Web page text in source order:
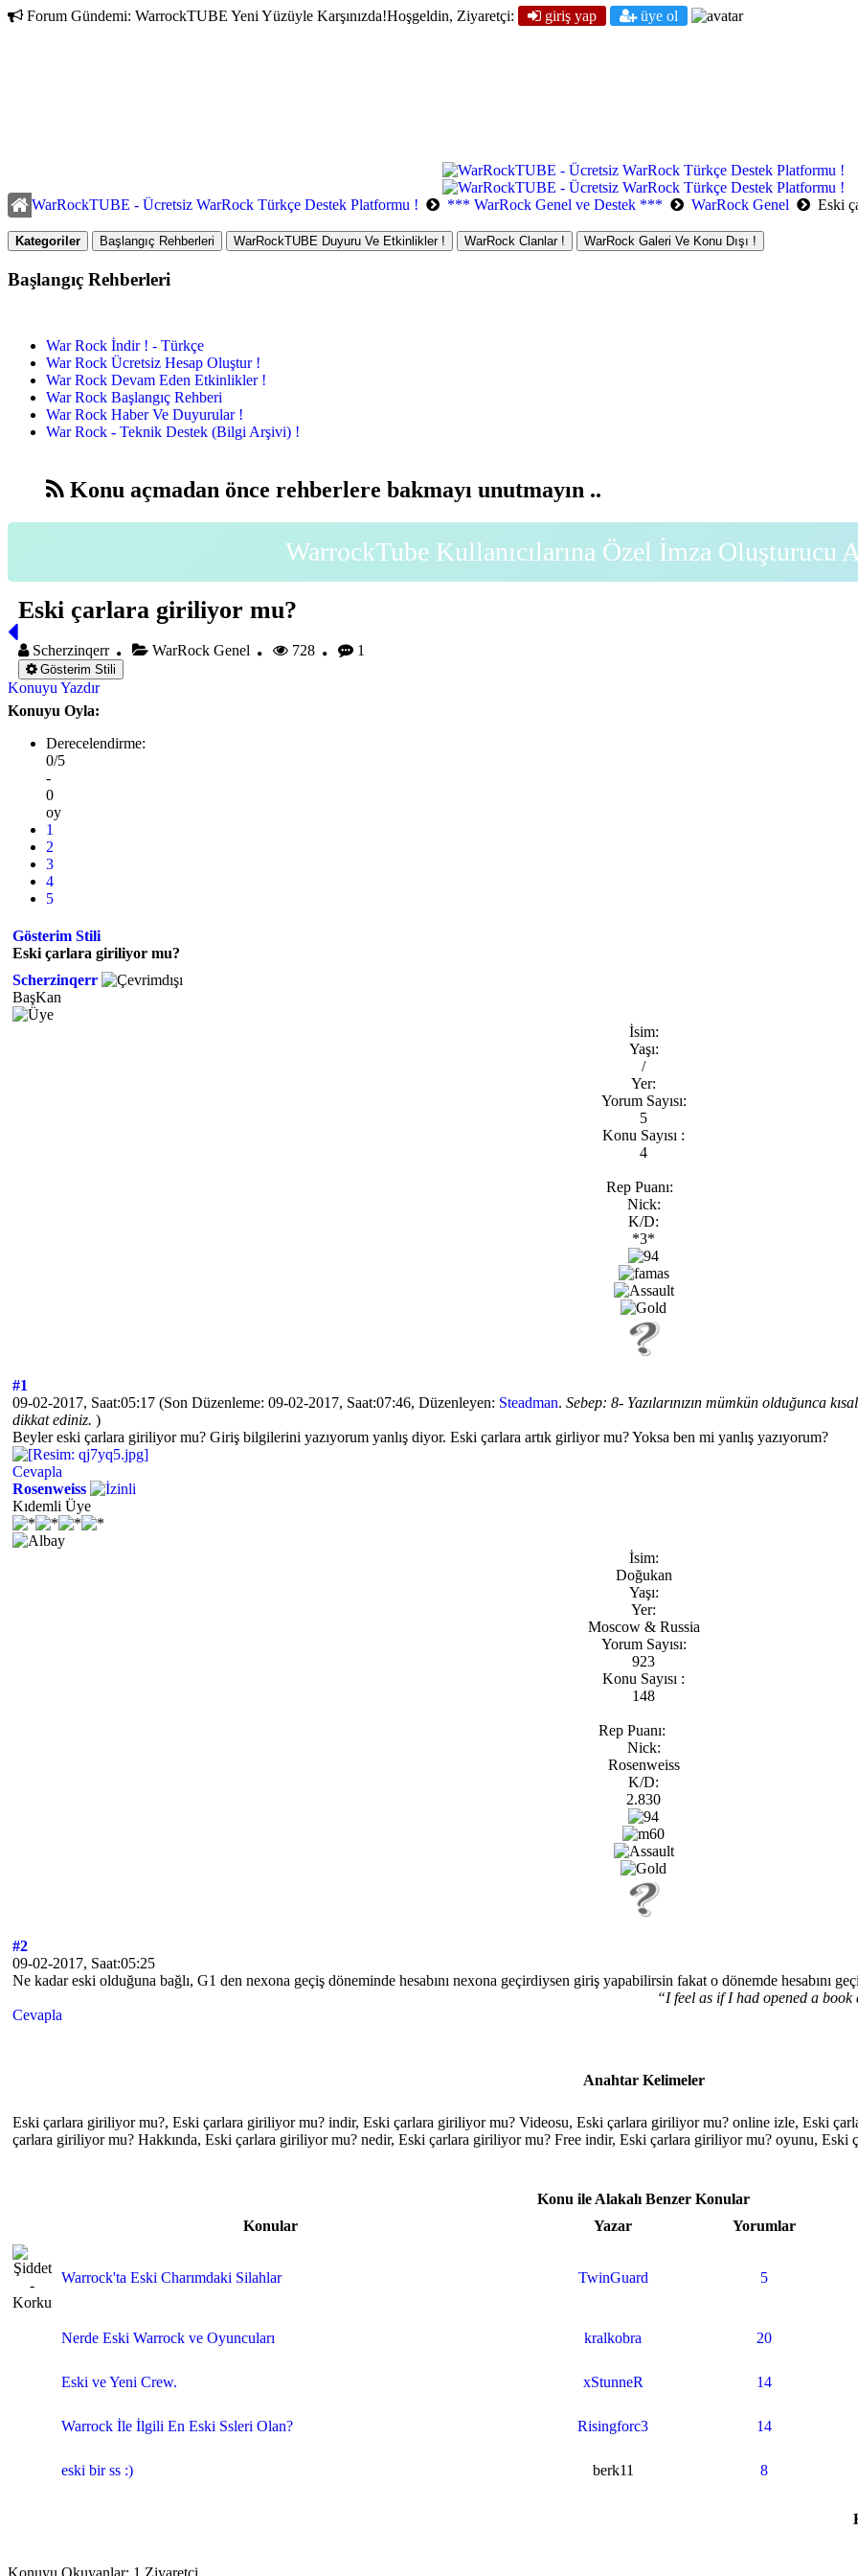
Forum Gündemi: WarrockTUBE Yeni Yüzüyle Karşınızda!Hoşgeldin, Ziyaretçi: giriş yap üye ol
WarRockTUBE - Ücretsiz WarRock Türkçe Destek Platformu ! *** WarRock Genel ve Destek *** WarRock Genel Eski
Kategoriler Başlangıç Rehberleri WarRockTUBE Duyuru Ve Etkinlikler ! WarRock Clanlar ! WarRock Galeri Ve Konu Dışı !
Başlangıç Rehberleri
War Rock İndir ! - Türkçe
War Rock Ücretsiz Hesap Oluştur !
War Rock Devam Eden Etkinlikler !
War Rock Başlangıç Rehberi
War Rock Haber Ve Duyurular !
War Rock - Teknik Destek (Bilgi Arşivi) !
Konu açmadan önce rehberlere bakmayı unutmayın ..
WarrockTube Kullanıcılarına Özel İmza
Eski çarlara giriliyor mu?
Scherzinqerr WarRock Genel 728 1
Gösterim Stili
Konuyu Yazdır
Konuyu Oyla:
Derecelendirme:
0/5
-
0
oy
1
2
3
4
5
Gösterim Stili
Eski çarlara giriliyor mu?
Scherzinqerr
BaşKan
İsim:
Yaşı:
/
Yer:
Yorum Sayısı:
5
Konu Sayısı :
4
Rep Puanı:
Nick:
K/D:
*3*
#1
09-02-2017, Saat:05:17 (Son Düzenleme: 09-02-2017, Saat:07:46, Düzenleyen: Steadman. Sebep: 8- Yazılarınızın mümkün olduğunca
dikkat ediniz. )
Beyler eski çarlara giriliyor mu? Giriş bilgilerini yazıyorum yanlış diyor. Eski çarlara artık girliyor mu? Yoksa ben mi yanlış yazıyorum?
Cevapla
Rosenweiss
Kıdemli Üye
İsim:
Doğukan
Yaşı:
Yer:
Moscow & Russia
Yorum Sayısı:
923
Konu Sayısı :
148
Rep Puanı:
Nick:
Rosenweiss
K/D:
2.830
#2
09-02-2017, Saat:05:25
Ne kadar eski olduğuna bağlı, G1 den nexona geçiş döneminde hesabını nexona geçirdiysen giriş yapabilirsin fakat o dönemde hesabını
“I feel as if I had opened a
Cevapla
Anahtar Kelimeler
Eski çarlara giriliyor mu?, Eski çarlara giriliyor mu? indir, Eski çarlara giriliyor mu? Videosu, Eski çarlara giriliyor mu? online izle, Eski
çarlara giriliyor mu? Hakkında, Eski çarlara giriliyor mu? nedir, Eski çarlara giriliyor mu? Free indir, Eski çarlara giriliyor mu? oyunu, Eski
Konu ile Alakalı Benzer Konular
Konular
Yazar Yorumlar
Warrock'ta Eski Charımdaki Silahlar TwinGuard 5
Nerde Eski Warrock ve Oyuncuları kralkobra 20
Eski ve Yeni Crew. xStunneR 14
Warrock İle İlgili En Eski Ssleri Olan? Risingforc3 14
eski bir ss :) berk11 8